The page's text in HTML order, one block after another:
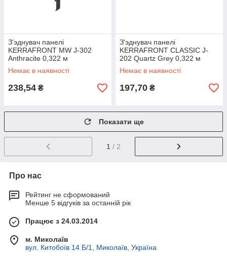
З'эднувач панелі
KERRAFRONT MW J-302
Anthracite 0,322 м
Немає в наявності
238,54 ₴
З'эднувач панелі
KERRAFRONT CLASSIC J-
202 Quartz Grey 0,322 м
Немає в наявності
197,70 ₴
Показати ще
1 / 2
Про нас
Рейтинг не сформований
Менше 5 відгуків за останній рік
Працює з 24.03.2014
м. Миколаїв
вул. Китобоїв 14 Б/1, Миколаїв, Україна